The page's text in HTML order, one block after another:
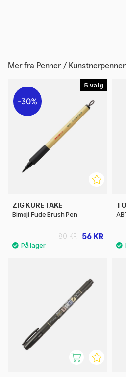
Mer fra Penner /
5
30%
ZIG KURETAKE
Bimoji Fude Brush Pen
56 KR
80 KR